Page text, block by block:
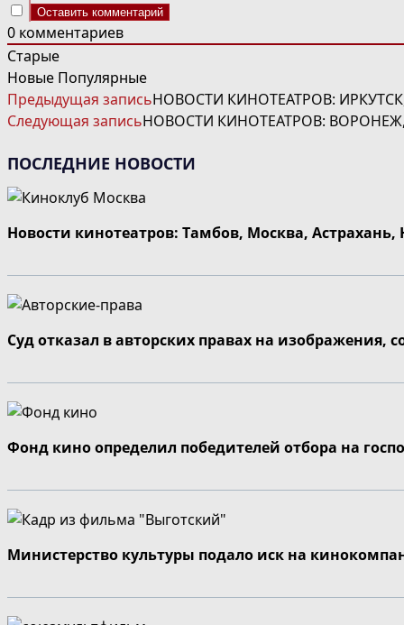
0 комментариев
Старые
Новые Популярные
ЧИТАТЬ
ДАЛЕЕ
СТАТЬИ
Предыдущая записьНОВОСТИ КИНОТЕАТРОВ:
Следующая записьНОВОСТИ КИНОТЕАТРОВ:
ПОСЛЕДНИЕ НОВОСТИ
Новости кинотеатров: Тамбов, Москва,
Суд отказал в авторских правах на изображения,
Фонд кино определил победителей отбора на
Министерство культуры подало иск на